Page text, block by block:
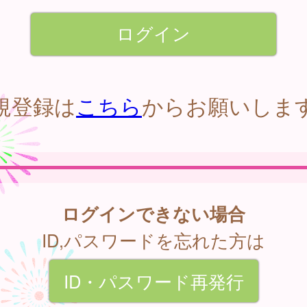
登録はこちらからお願いしま
ログインできない場合
ID,パスワードを忘れた方は
ID・パスワード再発行